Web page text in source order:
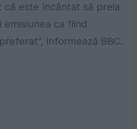
că este încântat să preia
ca fiind
informează BBC.